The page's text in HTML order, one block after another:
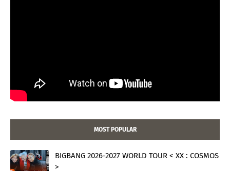
MOST POPULAR
BIGBANG 2026-2027 WORLD TOUR < XX : COSMOS
>